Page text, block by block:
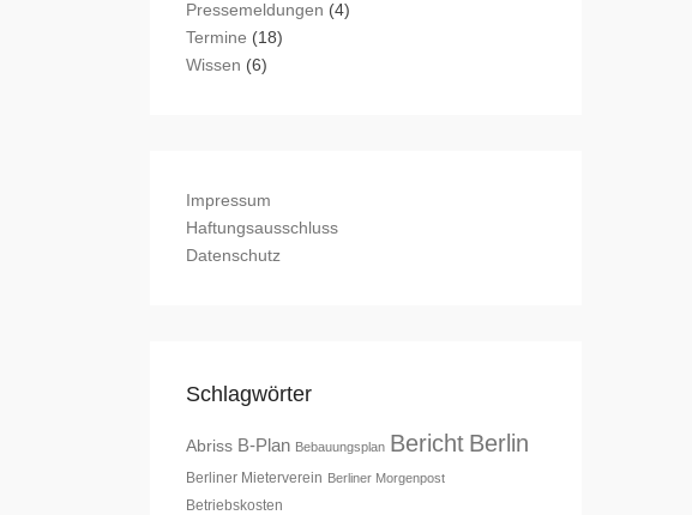
Pressemeldungen (4)
Termine (18)
Wissen (6)
Impressum
Haftungsausschluss
Datenschutz
Schlagwörter
Abriss B-Plan Bebauungsplan Bericht Berlin
Berliner Mieterverein Berliner Morgenpost
Betriebskosten